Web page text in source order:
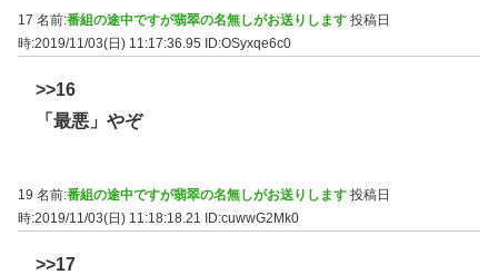
17 名前:番組の途中ですが翡翠の名無しがお送りします 投稿日
時:2019/11/03(日) 11:17:36.95
ID:OSyxqe6c0
>>16
「最悪」やぞ
19 名前:番組の途中ですが翡翠の名無しがお送りします 投稿日
時:2019/11/03(日) 11:18:18.21 ID:cuwwG2Mk0
>>17